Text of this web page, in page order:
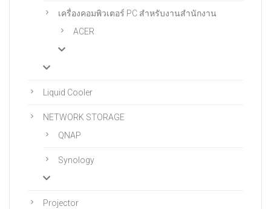
เครื่องคอมพิวเตอร์ PC สําหรับงานสํานักงาน
ACER
Liquid Cooler
NETWORK STORAGE
QNAP
Synology
Projector